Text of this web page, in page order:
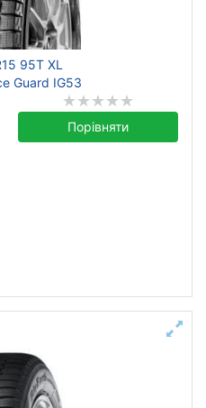
95T XL
Guard IG53
Порівняти